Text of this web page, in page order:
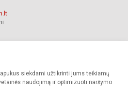
siekdami užtikrinti jums teikiamų
naudojimą ir optimizuoti naršymo
mokykla. Visos teisės saugomos.
mokyklos sutikimo griežtai draudžiama.